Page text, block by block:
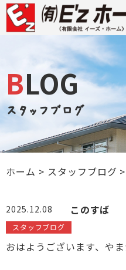
BLOG
スタッフブログ
ホーム > スタッフブログ >
2025.12.08 このすば
スタッフブログ
おはようございます、や